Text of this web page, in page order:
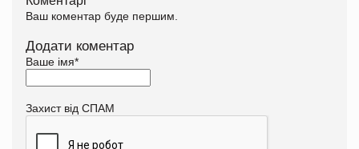
Ваш коментар буде першим.
Додати коментар
Ваше імя*
Захист від СПАМ